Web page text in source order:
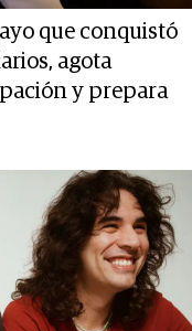
que conquistó
agota
y prepara